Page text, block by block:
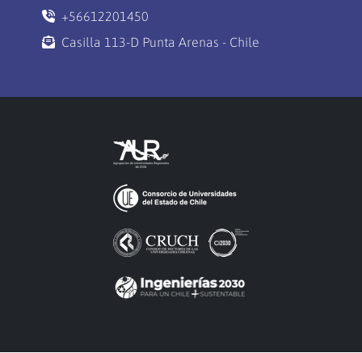
+56612201450
Casilla 113-D Punta Arenas - Chile